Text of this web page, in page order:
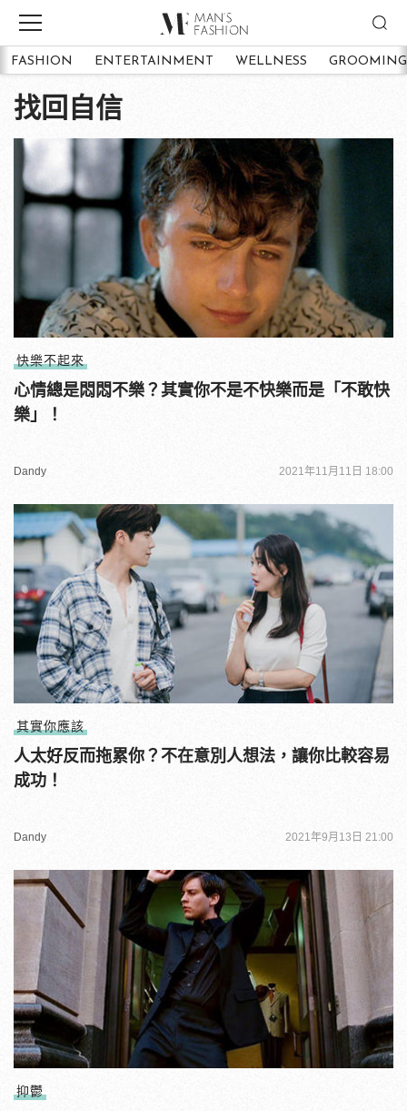
FASHION ENTERTAINMENT WELLNESS GROOMING
找回自信
快樂不起來
心情總是悶悶不樂？其實你不是不快樂而是「不敢快
樂」！
Dandy 2021年11月11日 18:00
其實你應該
人太好反而拖累你？不在意別人想法，讓你比較容易
成功！
Dandy 2021年9月13日 21:00
抑鬱